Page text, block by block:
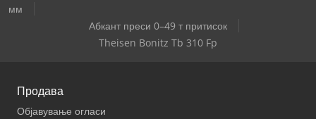
мм
Абкант преси 0–49 т притисок
Theisen Bonitz Tb 310 Fp
Продава
Објавување огласи